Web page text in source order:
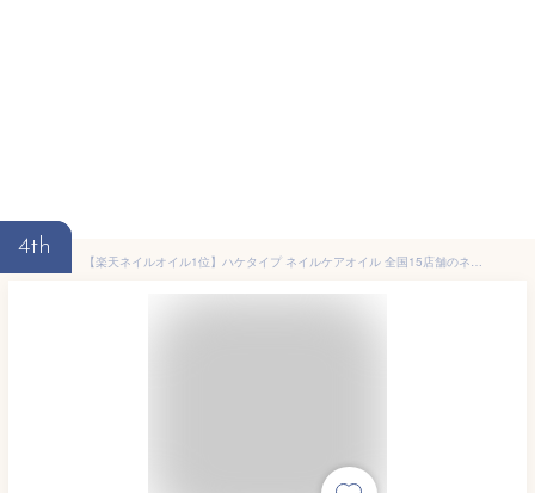
4th
【楽天ネイルオイル1位】ハケタイプ ネイルケアオイル 全国15店舗のネイルケア専門サロン開発 植物油のみ キューティクルオイル 爪ケア 石油系0％ 7ml 無香料 無着色 植物性 塗りやすい ノンシリコン 保湿 自爪 二枚爪 ささくれ プリナチュール オイルブラシ 刷毛